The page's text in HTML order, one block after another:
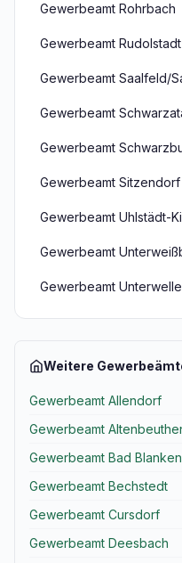
Gewerbeamt Rohrbach
Gewerbeamt Rudolstadt
Gewerbeamt Saalfeld/
Gewerbeamt
Gewerbeamt
Gewerbeamt Sitzendorf
Gewerbeamt Uhlstädt-
Gewerbeamt
Gewerbeamt
Weitere
Gewerbeamt Allendorf
Gewerbeamt
Gewerbeamt Bad
Gewerbeamt Bechstedt
Gewerbeamt Cursdorf
Gewerbeamt Deesbach